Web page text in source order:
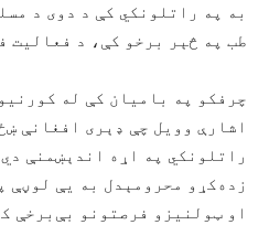
به په راتلونکي کې د دوی د
طب په څېر برخو کې، د فعالیت
چرفکو په بامیان کې له
اشارې وویل چې ډېری افغانې
راتلونکي په اړه اندېښمنې
زده‌کړو محرومېدل به یې لوڼې
او ټولنیزو فرصتونو بې‌برخې